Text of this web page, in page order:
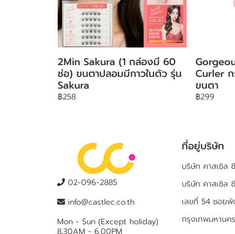
2Min Sakura (1 กล่องมี 60
ช่อ) ขนตาปลอมมีกาวในตัว รุ่น
Sakura
฿258
Curler
ขนตา
฿299
02-096-2885
info@castlec.co.th
Mon - Sun (Except holiday)
8.30AM - 6.00PM
ที่อยู่บริษัท
บริษัท คาสเซิล
บริษัท คาสเซิล
เลขที่ 54 ซอย
กรุงเทพมหานค